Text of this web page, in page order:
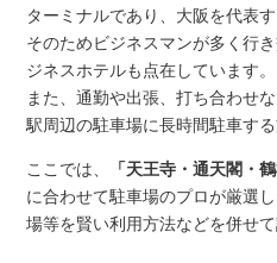
ターミナルであり、大阪を代表
そのためビジネスマンが多く行
ジネスホテルも点在しています。
また、通勤や出張、打ち合わせ
駅周辺の駐車場に長時間駐車す
ここでは、 「天王寺・通天閣・
に合わせて駐車場のプロが厳選
場等を賢い利用方法などを併せ